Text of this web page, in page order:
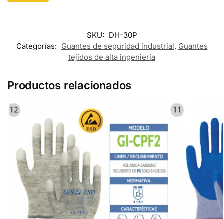
SKU: DH-30P
Categorías: Guantes de seguridad industrial, Guantes
tejidos de alta ingeniería
Productos relacionados